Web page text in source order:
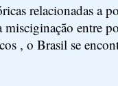
relacionadas a
misciginação entre
, o Brasil se